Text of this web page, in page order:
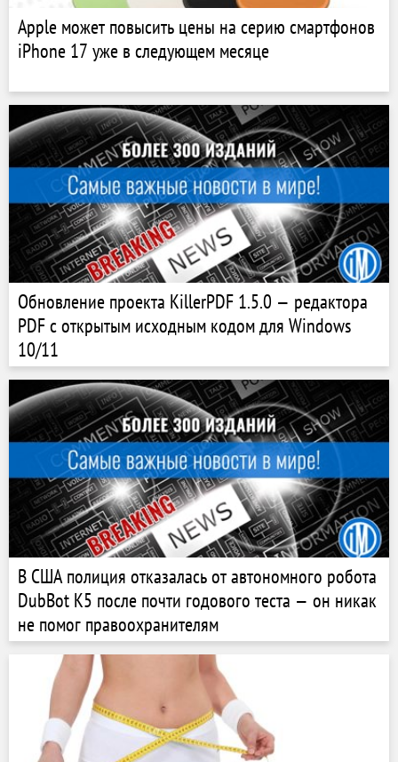
Apple может повысить цены на серию смартфонов
iPhone 17 уже в следующем месяце
Обновление проекта KillerPDF 1.5.0 — редактора
PDF с открытым исходным кодом для Windows
10/11
В США полиция отказалась от автономного робота
DubBot K5 после почти годового теста — он никак
не помог правоохранителям